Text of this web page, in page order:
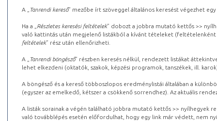
A „ Tanrendi kereső” mezőbe írt szöveggel általános keresést végezhet
Ha a „ Részletes keresési feltételek” dobozt a jobbra mutató kettős >>
való kattintás után megjelenő listákból a kívánt tételeket (feltételenként
feltételek” rész után ellenőrizheti.
A „ Tanrendi böngésző” részben keresés nélkül, rendezett listákat
lehet elkezdeni (oktatók, szakok, képzési programok, tanszékek, ill.
A böngésző és a kereső többoszlopos eredménylistái általában a
(egyszer az emelkedő, kétszer a csökkenő sorrendhez). Az aktuális
A listák sorainak a végén található jobbra mutató kettős >> nyílhegyek
való továbblépés esetén előfordulhat, hogy egy link már védett, nem